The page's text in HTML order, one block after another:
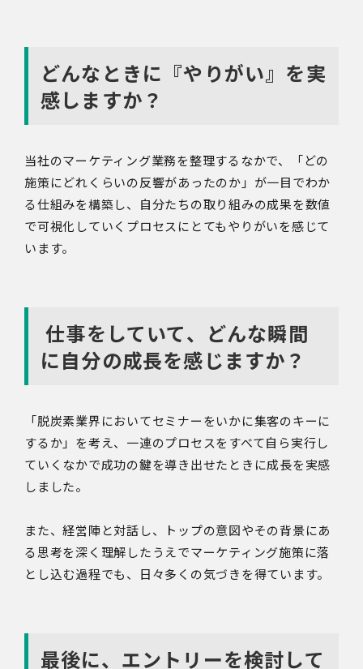
どんなときに『やりがい』を実
感しますか？
当社のマーケティング業務を整理するなかで、「どの
施策にどれくらいの反響があったのか」が一目でわか
る仕組みを構築し、自分たちの取り組みの成果を数値
で可視化していくプロセスにとてもやりがいを感じて
います。
仕事をしていて、どんな瞬間
に自分の成長を感じますか？
「脱炭素業界においてセミナーをいかに集客のキーに
するか」を考え、一連のプロセスをすべて自ら実行し
ていくなかで成功の鍵を導き出せたときに成長を実感
しました。
また、経営陣と対話し、トップの意図やその背景にあ
る思考を深く理解したうえでマーケティング施策に落
とし込む過程でも、日々多くの気づきを得ています。
最後に、エントリーを検討して